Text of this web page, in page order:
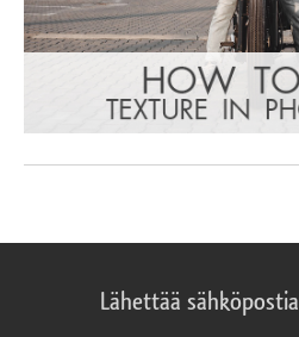
Lähettää sähköpostia